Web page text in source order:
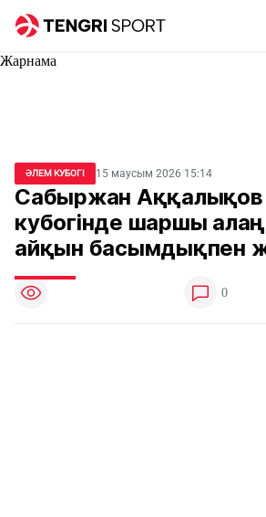
Жарнама
ӘЛЕМ КУБОГІ 15 маусым 2026 15:14
Сабыржан
кубогінде шаршы алаң
айқын басымдықпен
0